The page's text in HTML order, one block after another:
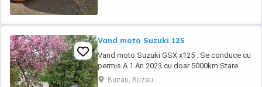
Vand moto Suzuki 125
Vand moto Suzuki GSX x125 . Se conduce cu
permis A 1 An 2023 cu doar 5000km Stare
impecabila , fara cazaturi ITP valabil pana in
Buzau, Buzau